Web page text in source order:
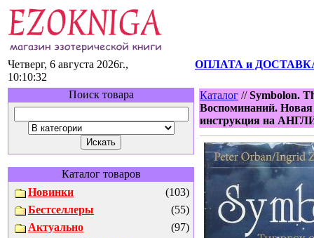
Четверг, 6 августа 2026г.,
10:10:32
ОПЛАТА и
Поиск товара
Каталог товаров
Новинки
(103)
Бестселлеры
(55)
Актуально
(97)
Каталог //Symbolon.
Воспоминаний. Новая
инструкция на